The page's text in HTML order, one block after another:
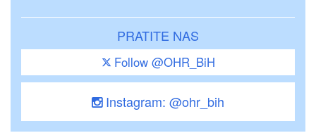
PRATITE NAS
Follow @OHR_BiH
Instagram: @ohr_bih